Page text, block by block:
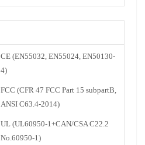
CE (EN55032, EN55024, EN50130-
4)
FCC (CFR 47 FCC Part 15 subpartB,
ANSI C63.4-2014)
UL (UL60950-1+CAN/CSA C22.2
No.60950-1)